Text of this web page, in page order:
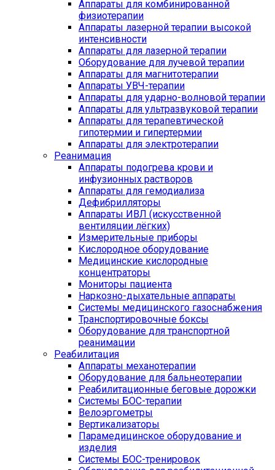
Аппараты для комбинированной
физиотерапии
Аппараты лазерной терапии высокой
интенсивности
Аппараты для лазерной терапии
Оборудование для лучевой терапии
Аппараты для магнитотерапии
Аппараты УВЧ-терапии
Аппараты для ударно-волновой терапии
Аппараты для ультразвуковой терапии
Аппараты для терапевтической
гипотермии и гипертермии
Аппараты для электротерапии
Реанимация
Аппараты подогрева крови и
инфузионных растворов
Аппараты для гемодиализа
Дефибрилляторы
Аппараты ИВЛ (искусственной
вентиляции лёгких)
Измерительные приборы
Кислородное оборудование
Медицинские кислородные
концентраторы
Мониторы пациента
Наркозно-дыхательные аппараты
Системы медицинского газоснабжения
Транспортировочные боксы
Оборудование для транспортной
реанимации
Реабилитация
Аппараты механотерапии
Оборудование для бальнеотерапии
Реабилитационные беговые дорожки
Системы БОС-терапии
Велоэргометры
Вертикализаторы
Парамедицинское оборудование и
изделия
Системы БОС-тренировок